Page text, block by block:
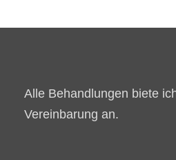
Alle Behandlungen biete
Vereinbarung an.